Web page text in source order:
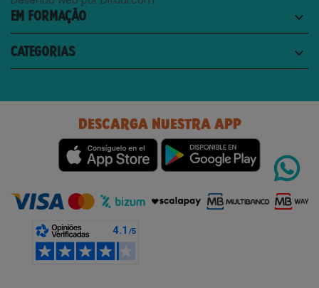
EM FORMAÇÃO keyboard_arrow_down
CATEGORIAS keyboard_arrow_down
DESCARGA NUESTRA APP